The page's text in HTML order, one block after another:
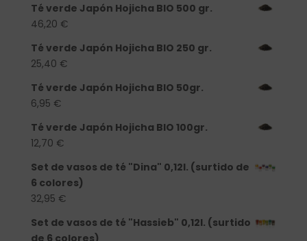
Té verde Japón Hojicha BIO 500 gr.
46,20 €
Té verde Japón Hojicha BIO 250 gr.
25,40 €
Té verde Japón Hojicha BIO 50gr.
6,95 €
Té verde Japón Hojicha BIO 100gr.
12,70 €
Set de vasos de té "Dina" 0,12l. (surtido de
6 colores)
32,95 €
Set de vasos de té "Hassieb" 0,12l. (surtido
de 6 colores)